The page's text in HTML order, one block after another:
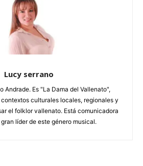
Lucy serrano
Andrade. Es "La Dama del Vallenato",
culturales locales, regionales y
el folklor vallenato. Está comunicadora
líder de este género musical.